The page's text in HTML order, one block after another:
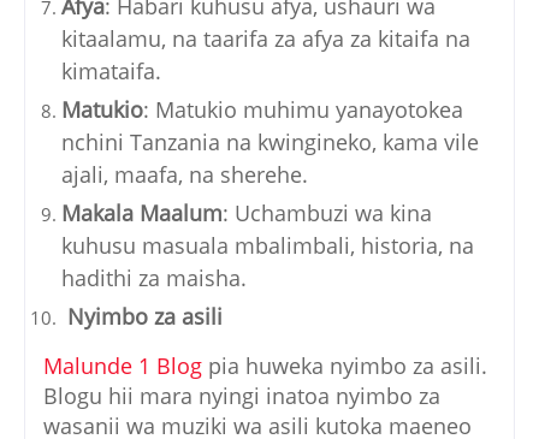
Afya: Habari kuhusu afya, ushauri wa
kitaalamu, na taarifa za afya za kitaifa na
kimataifa.
Matukio: Matukio muhimu yanayotokea
nchini Tanzania na kwingineko, kama vile
ajali, maafa, na sherehe.
Makala Maalum: Uchambuzi wa kina
kuhusu masuala mbalimbali, historia, na
hadithi za maisha.
Nyimbo za asili
Malunde 1 Blog pia huweka nyimbo za asili.
Blogu hii mara nyingi inatoa nyimbo za
wasanii wa muziki wa asili kutoka maeneo